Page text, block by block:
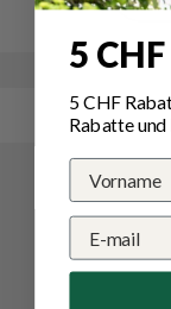
5
5 CHF
Rabatte